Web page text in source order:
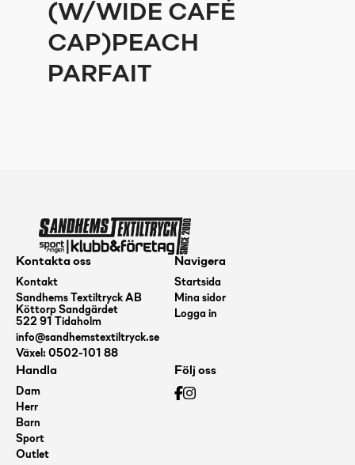
(W/WIDE CAFÉ
CAP)PEACH
PARFAIT
Kontakta oss
Kontakt
Sandhems Textiltryck AB
Köttorp Sandgärdet
522 91 Tidaholm
info@sandhemstextiltryck.se
Växel: 0502-101 88
Navigera
Startsida
Mina sidor
Logga in
Handla
Dam
Herr
Barn
Sport
Outlet
Följ oss